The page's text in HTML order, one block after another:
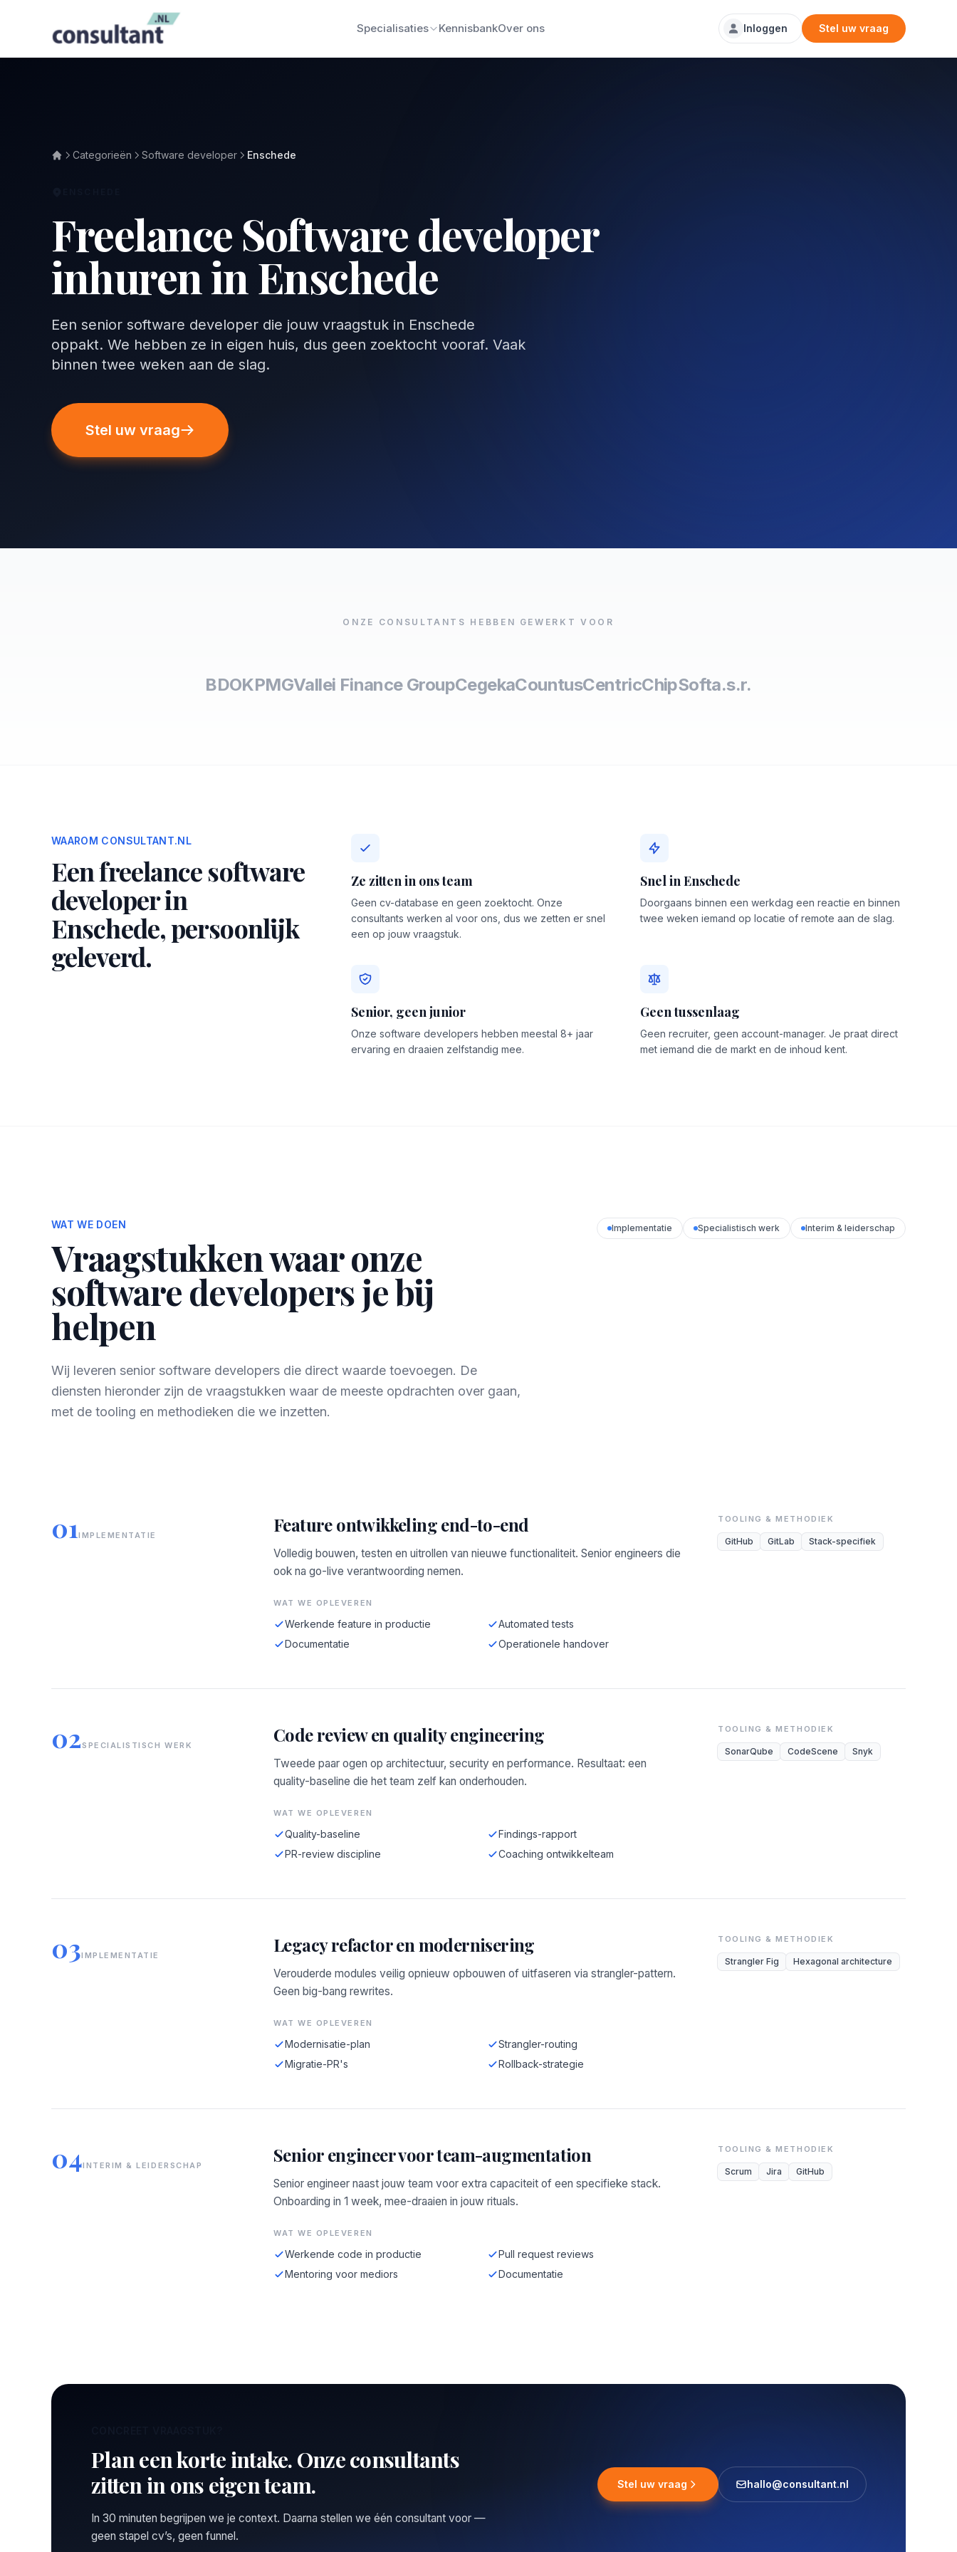
Specialisaties KennisbankOver ons Inloggen Stel uw vraag
Categorieën Software developer Enschede
Freelance Software developer
inhuren in Enschede
Een senior software developer die jouw vraagstuk in Enschede
oppakt. We hebben ze in eigen huis, dus geen zoektocht vooraf. Vaak
binnen twee weken aan de slag.
Stel uw vraag
ONZE CONSULTANTS HEBBEN GEWERKT VOOR
BDOKPMGVallei Finance GroupCegekaCountusCentricChipSofta.s.r.
WAAROM CONSULTANT.NL
Een freelance software
developer in
Enschede, persoonlijk
geleverd.
Ze zitten in ons team
Geen cv-database en geen zoektocht. Onze
consultants werken al voor ons, dus we zetten er snel
een op jouw vraagstuk.
Snel in Enschede
Doorgaans binnen een werkdag een reactie en binnen
twee weken iemand op locatie of remote aan de slag.
Senior, geen junior
Onze software developers hebben meestal 8+ jaar
ervaring en draaien zelfstandig mee.
Geen tussenlaag
Geen recruiter, geen account-manager. Je praat direct
met iemand die de markt en de inhoud kent.
WAT WE DOEN
Vraagstukken waar onze
software developers je bij
helpen
Wij leveren senior software developers die direct waarde toevoegen. De
diensten hieronder zijn de vraagstukken waar de meeste opdrachten over gaan,
met de tooling en methodieken die we inzetten.
Implementatie Specialistisch werk Interim & leiderschap
01 IMPLEMENTATIE Feature ontwikkeling end-to-end
Volledig bouwen, testen en uitrollen van nieuwe functionaliteit. Senior engineers die
ook na go-live verantwoording nemen.
WAT WE OPLEVEREN
Werkende feature in productie
Automated tests
Documentatie
Operationele handover
TOOLING & METHODIEK
GitHub GitLab Stack-specifiek
02SPECIALISTISCH WERK Code review en quality engineering
Tweede paar ogen op architectuur, security en performance. Resultaat: een
quality-baseline die het team zelf kan onderhouden.
WAT WE OPLEVEREN
Quality-baseline
Findings-rapport
PR-review discipline
Coaching ontwikkelteam
TOOLING & METHODIEK
SonarQube CodeScene Snyk
03IMPLEMENTATIE Legacy refactor en modernisering
Verouderde modules veilig opnieuw opbouwen of uitfaseren via strangler-pattern.
Geen big-bang rewrites.
WAT WE OPLEVEREN
Modernisatie-plan
Strangler-routing
Migratie-PR's
Rollback-strategie
TOOLING & METHODIEK
Strangler Fig Hexagonal architecture
04INTERIM & LEIDERSCHAP Senior engineer voor team-augmentation
Senior engineer naast jouw team voor extra capaciteit of een specifieke stack.
Onboarding in 1 week, mee-draaien in jouw rituals.
WAT WE OPLEVEREN
Werkende code in productie
Pull request reviews
Mentoring voor mediors
Documentatie
TOOLING & METHODIEK
Scrum Jira GitHub
Plan een korte intake. Onze consultants
zitten in ons eigen team.
In 30 minuten begrijpen we je context. Daarna stellen we één consultant voor —
geen stapel cv’s, geen funnel.
Stel uw vraag hallo@consultant.nl